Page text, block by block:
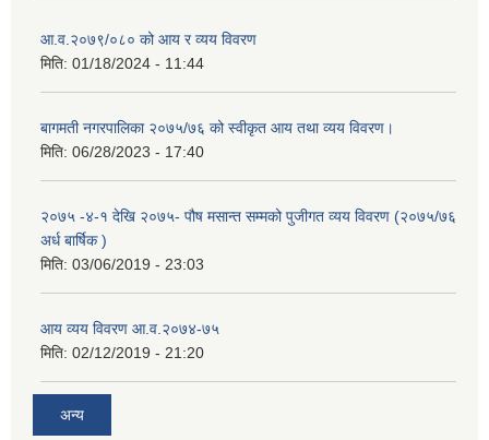
आ.व.२०७९/०८० को आय र व्यय विवरण
मिति: 01/18/2024 - 11:44
बागमती नगरपालिका २०७५/७६ को स्वीकृत आय तथा व्यय विवरण।
मिति: 06/28/2023 - 17:40
२०७५ -४-१ देखि २०७५- पौष मसान्त सम्मको पुजीगत व्यय विवरण (२०७५/७६
अर्ध बार्षिक )
मिति: 03/06/2019 - 23:03
आय व्यय विवरण आ.व.२०७४-७५
मिति: 02/12/2019 - 21:20
अन्य